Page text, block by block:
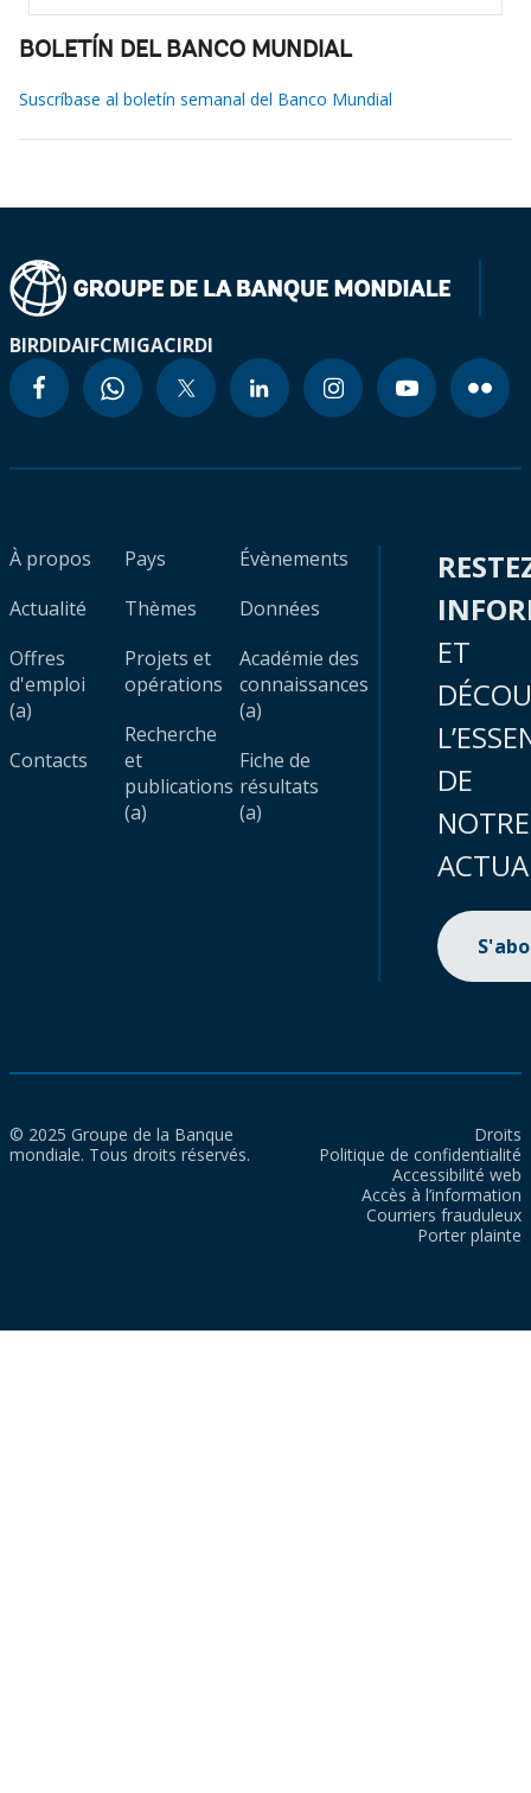
BOLETÍN DEL BANCO MUNDIAL
Suscríbase al boletín semanal del Banco Mundial
BIRDIDAIFCMIGACIRDI
À propos
Actualité
Offres
d'emploi
(a)
Contacts
Pays
Thèmes
Projets et
opérations
Recherche
et
publications
(a)
Évènements
Données
Académie des
connaissances
(a)
Fiche de
résultats
(a)
ET
DE
NOTRE
© 2025 Groupe de la Banque
mondiale. Tous droits réservés.
Droits
Politique de confidentialité
Accessibilité web
Accès à l’information
Courriers frauduleux
Porter plainte